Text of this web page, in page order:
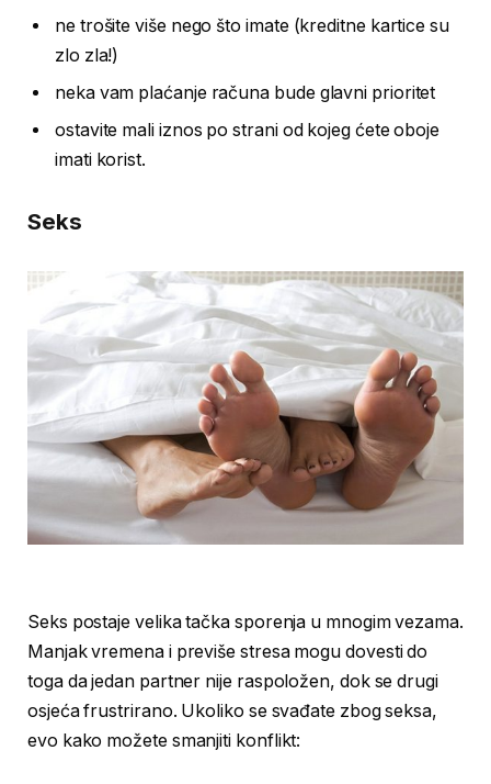
ne trošite više nego što imate (kreditne kartice su
zlo zla!)
neka vam plaćanje računa bude glavni prioritet
ostavite mali iznos po strani od kojeg ćete oboje
imati korist.
Seks
Seks postaje velika tačka sporenja u mnogim vezama.
Manjak vremena i previše stresa mogu dovesti do
toga da jedan partner nije raspoložen, dok se drugi
osjeća frustrirano. Ukoliko se svađate zbog seksa,
evo kako možete smanjiti konflikt: